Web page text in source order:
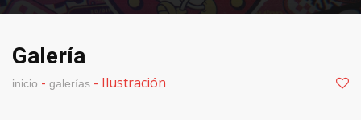
Galería
inicio - galerías - Ilustración